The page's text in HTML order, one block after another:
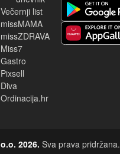
Večernji list
missMAMA
missZDRAVA
Miss7
Gastro
Pixsell
Diva
Ordinacija.hr
2026. Sva prava pridržana.